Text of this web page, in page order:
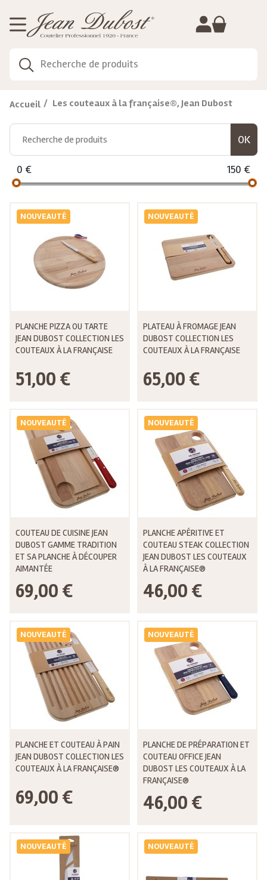
Accueil Les couteaux à la française®, Jean Dubost
0 € 150 €
NOUVEAUTÉ
PLANCHE PIZZA OU TARTE
JEAN DUBOST COLLECTION LES
COUTEAUX À LA FRANÇAISE
51,00 €
NOUVEAUTÉ
PLATEAU À FROMAGE JEAN
DUBOST COLLECTION LES
COUTEAUX À LA FRANÇAISE
65,00 €
NOUVEAUTÉ
COUTEAU DE CUISINE JEAN
DUBOST GAMME TRADITION
ET SA PLANCHE À DÉCOUPER
AIMANTÉE
69,00 €
NOUVEAUTÉ
PLANCHE APÉRITIVE ET
COUTEAU STEAK COLLECTION
JEAN DUBOST LES COUTEAUX
À LA FRANÇAISE®
46,00 €
NOUVEAUTÉ
PLANCHE ET COUTEAU À PAIN
JEAN DUBOST COLLECTION LES
COUTEAUX À LA FRANÇAISE®
69,00 €
NOUVEAUTÉ
PLANCHE DE PRÉPARATION ET
COUTEAU OFFICE JEAN
DUBOST LES COUTEAUX À LA
FRANÇAISE®
46,00 €
NOUVEAUTÉ NOUVEAUTÉ
Gestion de vos préférences sur les cookies